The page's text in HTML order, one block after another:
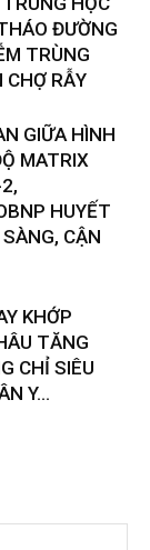
ĐƯỜNG
TRÙNG
CHỢ RẪY
GIỮA HÌNH
MATRIX
HUYẾT
CẬN
KHỚP
TĂNG
CHỈ SIÊU
Y...